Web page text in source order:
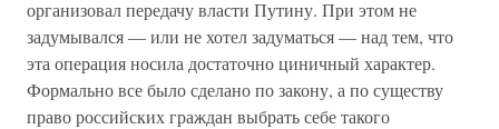
организовал передачу власти Путину. При этом не
задумывался — или не хотел задуматься — над тем, что
эта операция носила достаточно циничный характер.
Формально все было сделано по закону, а по существу
право российских граждан выбрать себе такого